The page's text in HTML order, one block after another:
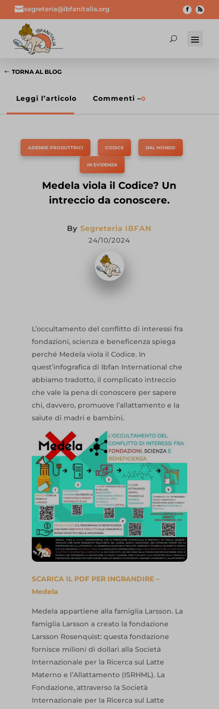
segreteria@ibfanitalia.org
TORNA AL BLOG
Leggi l’articolo Commenti –0
AZIENDE PRODUTTRICI CODICE DAL MONDO
IN EVIDENZA
Medela viola il Codice? Un
intreccio da conoscere.
BySegreteria IBFAN
24/10/2024
L’occultamento del conflitto di interessi fra
fondazioni, scienza e beneficenza spiega
perché Medela viola il Codice. In
quest’infografica di Ibfan International che
abbiamo tradotto, il complicato intreccio
che vale la pena di conoscere per sapere
chi, davvero, promuove l’allattamento e la
salute di madri e bambini.
SCARICA IL PDF PER INGRANDIRE –
Medela
Medela appartiene alla famiglia Larsson. La
famiglia Larsson a creato la fondazione
Larsson Rosenquist: questa fondazione
fornisce milioni di dollari alla Società
Internazionale per la Ricerca sul Latte
Materno e l’Allattamento (ISRHML). La
Fondazione, attraverso la Società
Internazionale per la Ricerca sul Latte